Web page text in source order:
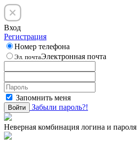
Вход
Регистрация
Номер телефона
Эл. почтаЭлектронная почта
Запомнить меня
Войти Забыли пароль?!
Неверная комбинация логина и пароля